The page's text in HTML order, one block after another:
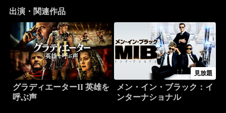
出演・関連作品
グラディエーターII 英雄を
呼ぶ声
見放題
メン・イン・ブラック：イ
ンターナショナル